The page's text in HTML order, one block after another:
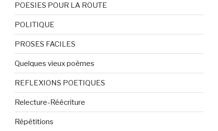
POESIES POUR LA ROUTE
POLITIQUE
PROSES FACILES
Quelques vieux poèmes
REFLEXIONS POETIQUES
Relecture-Réécriture
Répétitions